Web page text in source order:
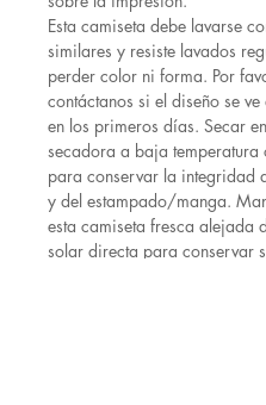
Esta camiseta debe lavarse
similares y resiste lavados
perder color ni forma. Por
contáctanos si el diseño se
en los primeros días. Secar en
secadora a baja temperatura
para conservar la integridad
y del estampado/manga.
esta camiseta fresca alejada
solar directa para conservar